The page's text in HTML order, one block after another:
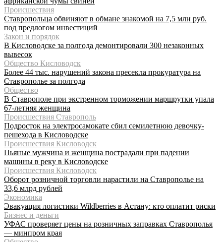
Происшествия
Ставропольца обвиняют в обмане знакомой на 7,5 млн руб.
под предлогом инвестиций
Закон и порядок
В Кисловодске за полгода демонтировали 300 незаконных
вывесок
Общество Кисловодск
Более 44 тыс. нарушений закона пресекла прокуратура на
Ставрополье за полгода
Общество
В Ставрополе при экстренном торможении маршрутки упала
67-летняя женщина
Происшествия Ставрополь
Подросток на электросамокате сбил семилетнюю девочку-
пешехода в Кисловодске
Происшествия Кисловодск
Пьяные мужчина и женщина пострадали при падении
машины в реку в Кисловодске
Происшествия Кисловодск
Оборот розничной торговли нарастили на Ставрополье на
33,6 млрд рублей
Экономика
Эвакуация логистики Wildberries в Астану: кто оплатит риски
Бизнес и деньги
УФАС проверяет цены на розничных заправках Ставрополья
— минпром края